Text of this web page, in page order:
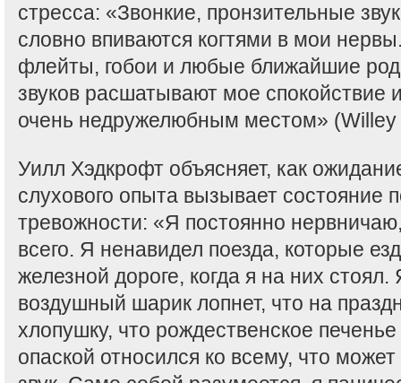
стресса: «Звонкие, пронзительные
словно впиваются когтями в мои
флейты, гобои и любые ближайшие
звуков расшатывают мое спокойствие
очень недружелюбным местом» (Willey
Уилл Хэдкрофт объясняет, как
слухового опыта вызывает состояние
тревожности: «Я постоянно
всего. Я ненавидел поезда, которые
железной дороге, когда я на них стоял.
воздушный шарик лопнет, что на
хлопушку, что рождественское
опаской относился ко всему, что